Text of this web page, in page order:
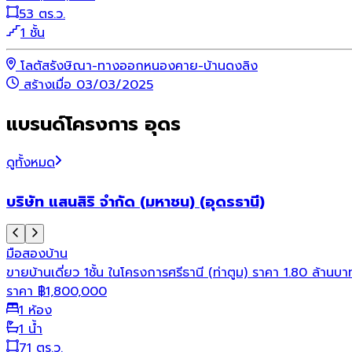
53 ตร.ว.
1 ชั้น
โลตัสรังษิณา-ทางออกหนองคาย-บ้านดงลิง
สร้างเมื่อ 03/03/2025
แบรนด์โครงการ อุดร
ดูทั้งหมด
บริษัท แสนสิริ จำกัด (มหาชน) (อุดรธานี)
มือสองบ้าน
ขายบ้านเดี่ยว 1ชั้น ในโครงการศรีธานี (ท่าตูม) ราคา 1.80 ล้านบ
ราคา ฿1,800,000
1 ห้อง
1 น้ำ
71 ตร.ว.